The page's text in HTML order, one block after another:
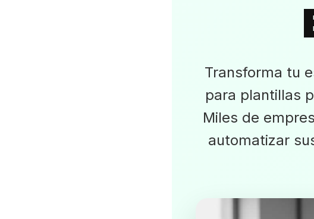
Transforma tu
para plantillas
Miles de
automatizar